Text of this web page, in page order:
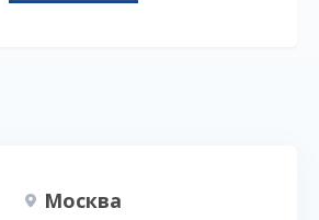
Москва